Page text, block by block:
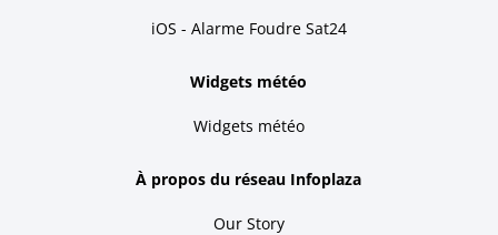
iOS - Alarme Foudre Sat24
Widgets météo
Widgets météo
À propos du réseau Infoplaza
Our Story